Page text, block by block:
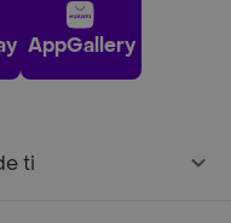
AppGallery
ti